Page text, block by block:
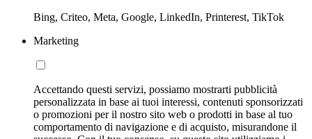
Bing, Criteo, Meta, Google, LinkedIn, Printerest, TikTok
Marketing
Accettando questi servizi, possiamo mostrarti pubblicità
personalizzata in base ai tuoi interessi, contenuti sponsorizzati
o promozioni per il nostro sito web o prodotti in base al tuo
comportamento di navigazione e di acquisto, misurandone il